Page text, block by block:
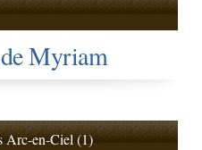
Myriam
Arc-en-Ciel (1)